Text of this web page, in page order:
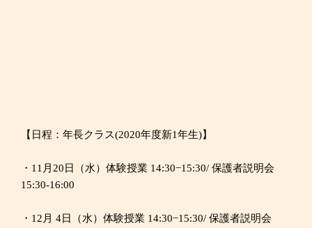
【日程：年長クラス(2020年度新1年生)】
・11月20日（水）体験授業 14:30−15:30/ 保護者説明会
15:30-16:00
・12月 4日（水）体験授業 14:30−15:30/ 保護者説明会